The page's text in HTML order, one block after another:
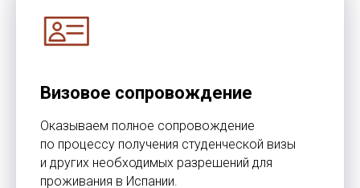
Визовое сопровождение
Оказываем полное сопровождение
по процессу получения студенческой визы
и других необходимых разрешений для
проживания в Испании.